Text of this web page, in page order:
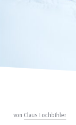
von Claus Lochbihler